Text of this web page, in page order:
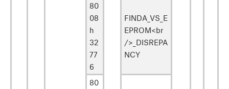
80
08
h
32
77
6
FINDA_VS_E
EPROM<br
/>_DISREPA
NCY
80